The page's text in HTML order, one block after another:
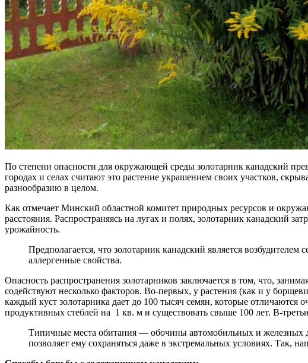
По степени опасности для окружающей среды золотарник канадский
городах и селах считают это растение украшением своих участков,
разнообразию в целом.
Как отмечает Минский областной комитет природных ресурсов и
расстояния. Распространяясь на лугах и полях, золотарник канадский
урожайность.
Предполагается, что золотарник канадский является
аллергенные свойства.
Опасность распространения золотарников заключается в том, что,
содействуют несколько факторов. Во-первых, у растения (как и у
каждый куст золотарника дает до 100 тысяч семян, которые отличаются
продуктивных стеблей на 1 кв. м и существовать свыше 100 лет. В-
Типичные места обитания — обочины автомобильных и железных
позволяет ему сохраняться даже в экстремальных условиях. Так,